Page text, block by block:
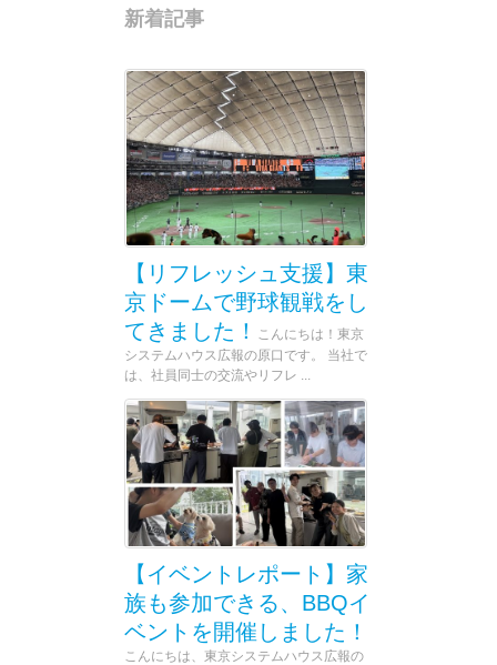
新着記事
【リフレッシュ支援】東
京ドームで野球観戦をし
てきました！
こんにちは！東京
システムハウス広報の原口です。 当社で
は、社員同士の交流やリフレ ...
【イベントレポート】家
族も参加できる、BBQイ
ベントを開催しました！
こんにちは、東京システムハウス広報の